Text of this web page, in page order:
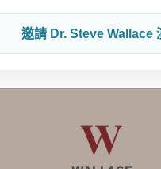
邀請 Dr. Steve Wallace